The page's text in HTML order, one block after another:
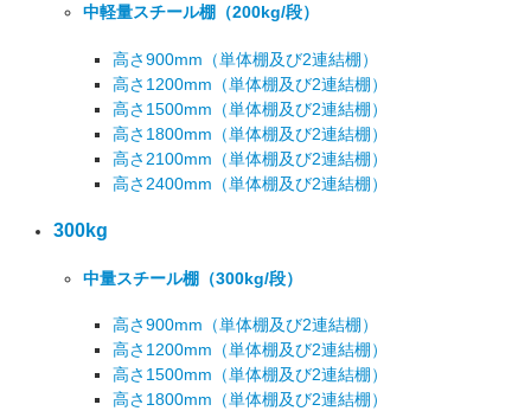
中軽量スチール棚 （200kg/段）
高さ900mm （単体棚及び2連結棚）
高さ1200mm （単体棚及び2連結棚）
高さ1500mm （単体棚及び2連結棚）
高さ1800mm （単体棚及び2連結棚）
高さ2100mm （単体棚及び2連結棚）
高さ2400mm （単体棚及び2連結棚）
300kg
中量スチール棚 （300kg/段）
高さ900mm （単体棚及び2連結棚）
高さ1200mm （単体棚及び2連結棚）
高さ1500mm （単体棚及び2連結棚）
高さ1800mm （単体棚及び2連結棚）